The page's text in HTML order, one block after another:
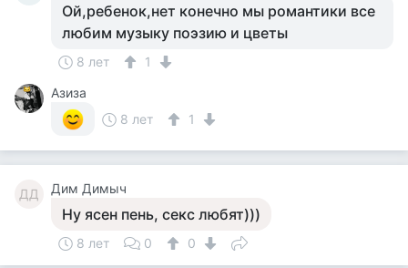
Ой,ребенок,нет конечно мы романтики все
любим музыку поэзию и цветы
8 лет
1
Азиза
8 лет
1
ДД Дим Димыч
Ну ясен пень, секс любят)))
8 лет 0 0